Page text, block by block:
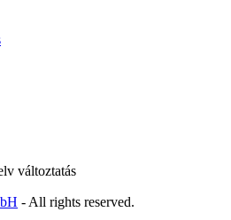
változtatás
- All rights reserved.